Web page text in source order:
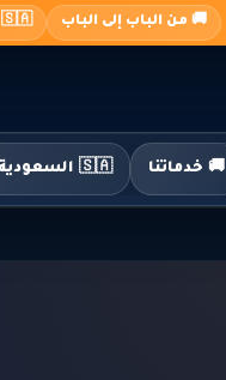
🚚 من الباب إلى الباب 🇸🇦 السعودية ← 🇪🇬 مصر
🚚 خدماتنا 🇸🇦 السعودية إلى مصر